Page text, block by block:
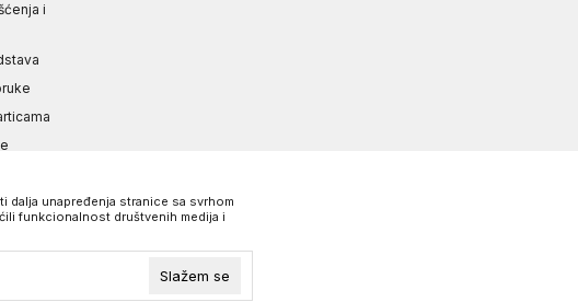
i
dalja unapređenja stranice sa svrhom
funkcionalnost društvenih medija i
Slažem se